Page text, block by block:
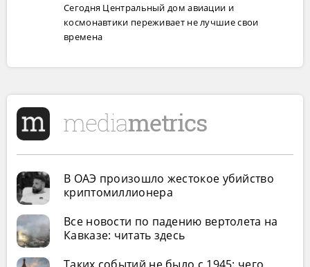
Сегодня Центральный дом авиации и
космонавтики переживает не лучшие свои
времена
В ОАЭ произошло жестокое убийство
криптомиллионера
Все новости по падению вертолета на
Кавказе: читать здесь